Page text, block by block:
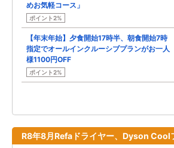
めお気軽コース」
ポイント2%
【年末年始】夕食開始17時半、朝食開始7時
指定でオールインクルーシブプランがお一人
様1100円OFF
ポイント2%
R8年8月Refaドライヤー、Dyson Cool